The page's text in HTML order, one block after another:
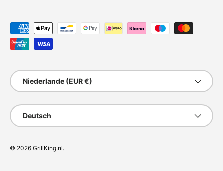
Zahlungsmethoden
Land/Region
Niederlande (EUR €)
Sprache
Deutsch
© 2026 GrillKing.nl.